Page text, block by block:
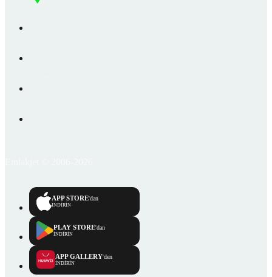
APP STORE'dan
İNDİRİN
PLAY STORE'dan
İNDİRİN
APP GALLERY'den
İNDİRİN